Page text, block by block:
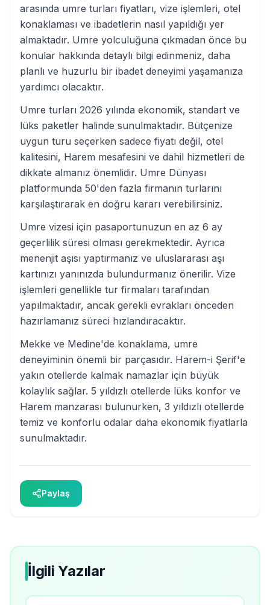
arasında umre turları fiyatları, vize işlemleri, otel
konaklaması ve ibadetlerin nasıl yapıldığı yer
almaktadır. Umre yolculuğuna çıkmadan önce bu
konular hakkında detaylı bilgi edinmeniz, daha
planlı ve huzurlu bir ibadet deneyimi yaşamanıza
yardımcı olacaktır.
Umre turları 2026 yılında ekonomik, standart ve
lüks paketler halinde sunulmaktadır. Bütçenize
uygun turu seçerken sadece fiyatı değil, otel
kalitesini, Harem mesafesini ve dahil hizmetleri de
dikkate almanız önemlidir. Umre Dünyası
platformunda 50'den fazla firmanın turlarını
karşılaştırarak en doğru kararı verebilirsiniz.
Umre vizesi için pasaportunuzun en az 6 ay
geçerlilik süresi olması gerekmektedir. Ayrıca
menenjit aşısı yaptırmanız ve uluslararası aşı
kartınızı yanınızda bulundurmanız önerilir. Vize
işlemleri genellikle tur firmaları tarafından
yapılmaktadır, ancak gerekli evrakları önceden
hazırlamanız süreci hızlandıracaktır.
Mekke ve Medine'de konaklama, umre
deneyiminin önemli bir parçasıdır. Harem-i Şerif'e
yakın otellerde kalmak namazlar için büyük
kolaylık sağlar. 5 yıldızlı otellerde lüks konfor ve
Harem manzarası bulunurken, 3 yıldızlı otellerde
temiz ve konforlu odalar daha ekonomik fiyatlarla
sunulmaktadır.
Paylaş
İlgili Yazılar